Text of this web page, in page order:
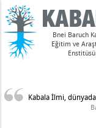
Bnei Baruch
Eğitim ve
Enstitüsü
Kabala İlmi,